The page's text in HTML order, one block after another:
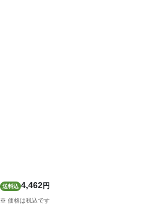
送料込 4,462円
※ 価格は税込です